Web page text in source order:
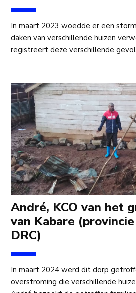
In maart 2023 woedde er een
daken van verschillende huizen
registreert deze verschillende
André, KCO van het
van Kabare
DRC)
In maart 2024 werd dit dorp
overstroming die verschillende